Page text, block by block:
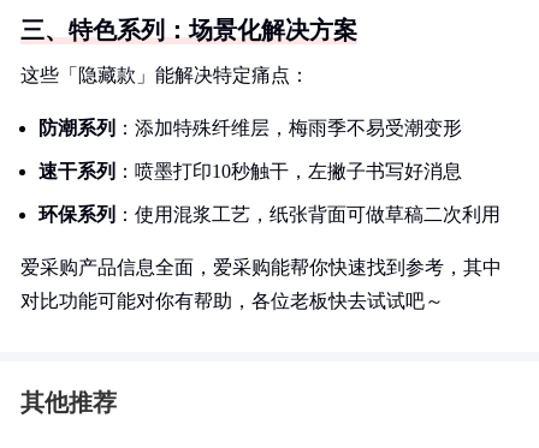
三、特色系列：场景化解决方案
这些「隐藏款」能解决特定痛点：
防潮系列 ：添加特殊纤维层，梅雨季不易受潮变形
速干系列 ：喷墨打印10秒触干，左撇子书写好消息
环保系列 ：使用混浆工艺，纸张背面可做草稿二次利用
爱采购产品信息全面，爱采购能帮你快速找到参考，其中
对比功能可能对你有帮助，各位老板快去试试吧～
其他推荐